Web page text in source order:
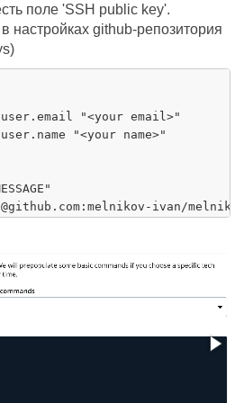
поле 'SSH public key'.
настройках github-репозитория
"<your email>"
"<your name>"